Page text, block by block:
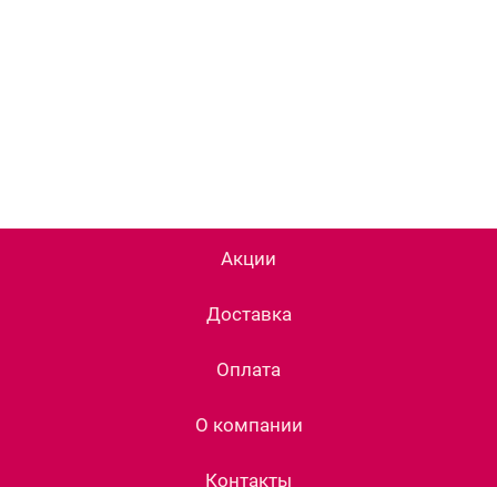
Акции
Доставка
Оплата
О компании
Контакты